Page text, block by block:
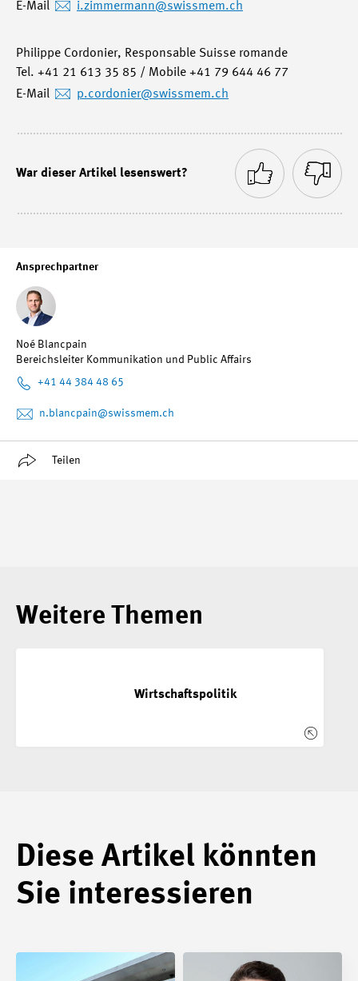
Ansprechpartner
Noé Blancpain
Bereichsleiter Kommunikation und Public Affairs
+41 44 384 48 65
n.blancpain@swissmem.ch
Teilen
E-Mail
i.zimmermann@swissmem.ch
Philippe Cordonier, Responsable Suisse romande
Tel. +41 21 613 35 85 / Mobile +41 79 644 46 77
E-Mail
p.cordonier@swissmem.ch
War dieser Artikel lesenswert?
Weitere Themen
Wirtschaftspolitik
Diese Artikel könnten
Sie interessieren